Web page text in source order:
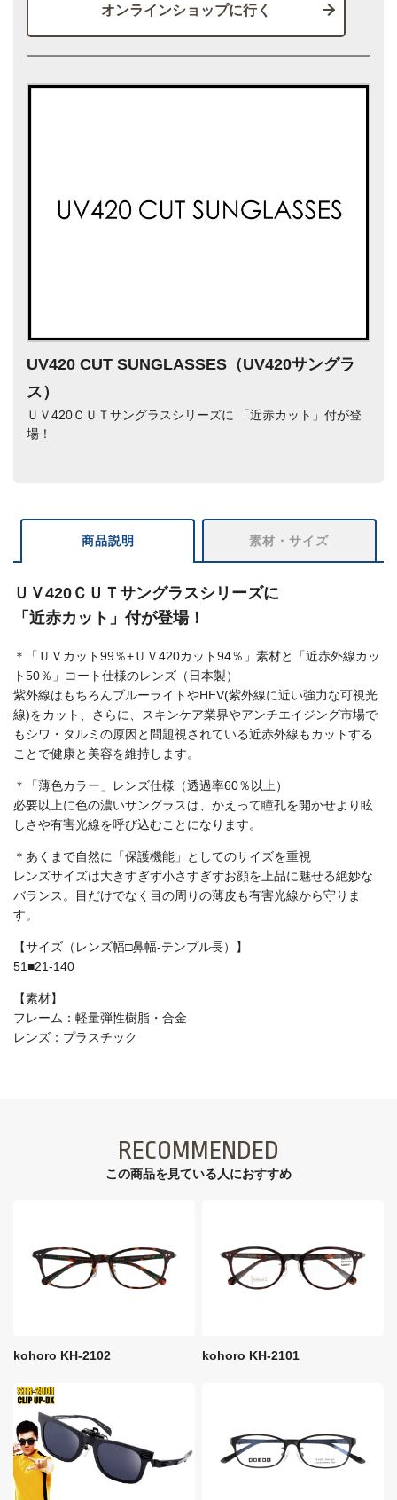
オンラインショップに行く
UV420 CUT SUNGLASSES（UV420サングラ
ス）
ＵＶ420ＣＵＴサングラスシリーズに 「近赤カット」付が登
場！
商品説明 素材・サイズ
ＵＶ420ＣＵＴサングラスシリーズに
「近赤カット」付が登場！
＊「ＵＶカット99％+ＵＶ420カット94％」素材と「近赤外線カッ
ト50％」コート仕様のレンズ（日本製）
紫外線はもちろんブルーライトやHEV(紫外線に近い強力な可視光
線)をカット、さらに、スキンケア業界やアンチエイジング市場で
もシワ・タルミの原因と問題視されている近赤外線もカットする
ことで健康と美容を維持します。
＊「薄色カラー」レンズ仕様（透過率60％以上）
必要以上に色の濃いサングラスは、かえって瞳孔を開かせより眩
しさや有害光線を呼び込むことになります。
＊あくまで自然に「保護機能」としてのサイズを重視
レンズサイズは大きすぎず小さすぎずお顔を上品に魅せる絶妙な
バランス。目だけでなく目の周りの薄皮も有害光線から守りま
す。
【サイズ（レンズ幅□鼻幅-テンプル長）】
51■21-140
【素材】
フレーム：軽量弾性樹脂・合金
レンズ：プラスチック
RECOMMENDED
この商品を見ている⼈におすすめ
kohoro KH-2102 kohoro KH-2101